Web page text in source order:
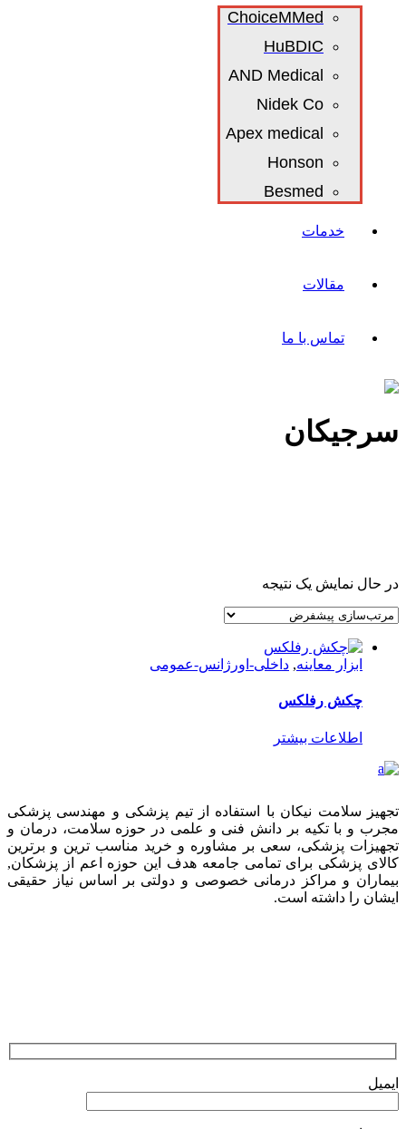
ChoiceMMed
HuBDIC
AND Medical
Nidek Co
Apex medical
Honson
Besmed
خدمات
مقالات
تماس با ما
سرجیکان
در حال نمایش یک نتیجه
ابزار معاینه, داخلی-اورژانس-عمومی
چکش رفلکس
اطلاعات بیشتر
تجهیز سلامت نیکان با استفاده از تیم پزشکی و مهندسی پزشکی
مجرب و با تکیه بر دانش فنی و علمی در حوزه سلامت، درمان و
تجهیزات پزشکی، سعی بر مشاوره و خرید مناسب ترین و برترین
کالای پزشکی برای تمامی جامعه هدف این حوزه اعم از پزشکان,
بیماران و مراکز درمانی خصوصی و دولتی بر اساس نیاز حقیقی
ایشان را داشته است.
ایمیل